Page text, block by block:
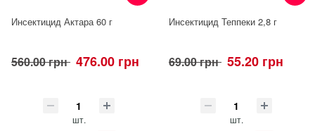
Инсектицид Актара 60 г
560.00 грн 476.00 грн
шт.
Инсектицид Теппеки 2,8 г
69.00 грн 55.20 грн
шт.